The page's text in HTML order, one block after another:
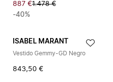
887 €1.478 €
-40%
ISABEL MARANT
Vestido Gemmy-GD Negro
843,50 €